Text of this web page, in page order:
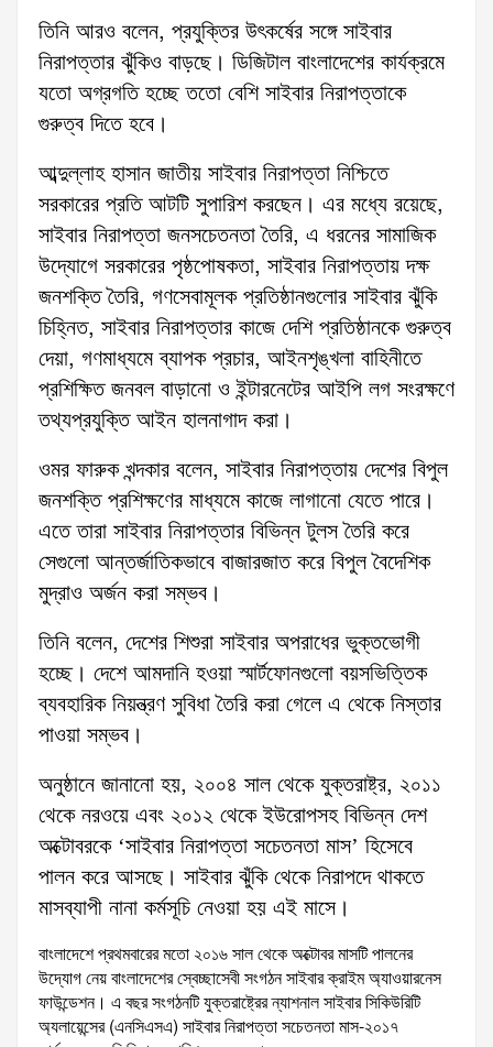
তিনি আরও বলেন, প্রযুক্তির উৎকর্ষের সঙ্গে সাইবার
নিরাপত্তার ঝুঁকিও বাড়ছে। ডিজিটাল বাংলাদেশের কার্যক্রমে
যতো অগ্রগতি হচ্ছে ততো বেশি সাইবার নিরাপত্তাকে
গুরুত্ব দিতে হবে।
আব্দুল্লাহ হাসান জাতীয় সাইবার নিরাপত্তা নিশ্চিতে
সরকারের প্রতি আটটি সুপারিশ করছেন। এর মধ্যে রয়েছে,
সাইবার নিরাপত্তা জনসচেতনতা তৈরি, এ ধরনের সামাজিক
উদ্যোগে সরকারের পৃষ্ঠপোষকতা, সাইবার নিরাপত্তায় দক্ষ
জনশক্তি তৈরি, গণসেবামূলক প্রতিষ্ঠানগুলোর সাইবার ঝুঁকি
চিহ্নিত, সাইবার নিরাপত্তার কাজে দেশি প্রতিষ্ঠানকে গুরুত্ব
দেয়া, গণমাধ্যমে ব্যাপক প্রচার, আইনশৃঙ্খলা বাহিনীতে
প্রশিক্ষিত জনবল বাড়ানো ও ইন্টারনেটের আইপি লগ সংরক্ষণে
তথ্যপ্রযুক্তি আইন হালনাগাদ করা।
ওমর ফারুক খন্দকার বলেন, সাইবার নিরাপত্তায় দেশের বিপুল
জনশক্তি প্রশিক্ষণের মাধ্যমে কাজে লাগানো যেতে পারে।
এতে তারা সাইবার নিরাপত্তার বিভিন্ন টুলস তৈরি করে
সেগুলো আন্তর্জাতিকভাবে বাজারজাত করে বিপুল বৈদেশিক
মুদ্রাও অর্জন করা সম্ভব।
তিনি বলেন, দেশের শিশুরা সাইবার অপরাধের ভুক্তভোগী
হচ্ছে। দেশে আমদানি হওয়া স্মার্টফোনগুলো বয়সভিত্তিক
ব্যবহারিক নিয়ন্ত্রণ সুবিধা তৈরি করা গেলে এ থেকে নিস্তার
পাওয়া সম্ভব।
অনুষ্ঠানে জানানো হয়, ২০০৪ সাল থেকে যুক্তরাষ্ট্র, ২০১১
থেকে নরওয়ে এবং ২০১২ থেকে ইউরোপসহ বিভিন্ন দেশ
অক্টোবরকে ‘সাইবার নিরাপত্তা সচেতনতা মাস’ হিসেবে
পালন করে আসছে। সাইবার ঝুঁকি থেকে নিরাপদে থাকতে
মাসব্যাপী নানা কর্মসূচি নেওয়া হয় এই মাসে।
বাংলাদেশে প্রথমবারের মতো ২০১৬ সাল থেকে অক্টোবর মাসটি পালনের
উদ্যোগ নেয় বাংলাদেশের স্বেচ্ছাসেবী সংগঠন সাইবার ক্রাইম অ্যাওয়ারনেস
ফাউন্ডেশন। এ বছর সংগঠনটি যুক্তরাষ্ট্রের ন্যাশনাল সাইবার সিকিউরিটি
অ্যলায়েন্সের (এনসিএসএ) সাইবার নিরাপত্তা সচেতনতা মাস-২০১৭